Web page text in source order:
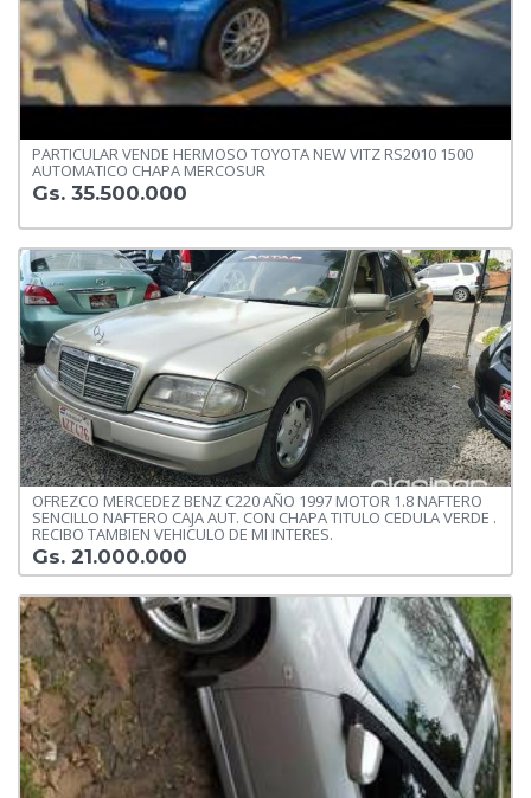
PARTICULAR VENDE HERMOSO TOYOTA NEW VITZ RS2010 1500
AUTOMATICO CHAPA MERCOSUR
Gs. 35.500.000
OFREZCO MERCEDEZ BENZ C220 AÑO 1997 MOTOR 1.8 NAFTERO
SENCILLO NAFTERO CAJA AUT. CON CHAPA TITULO CEDULA VERDE .
RECIBO TAMBIEN VEHICULO DE MI INTERES.
Gs. 21.000.000